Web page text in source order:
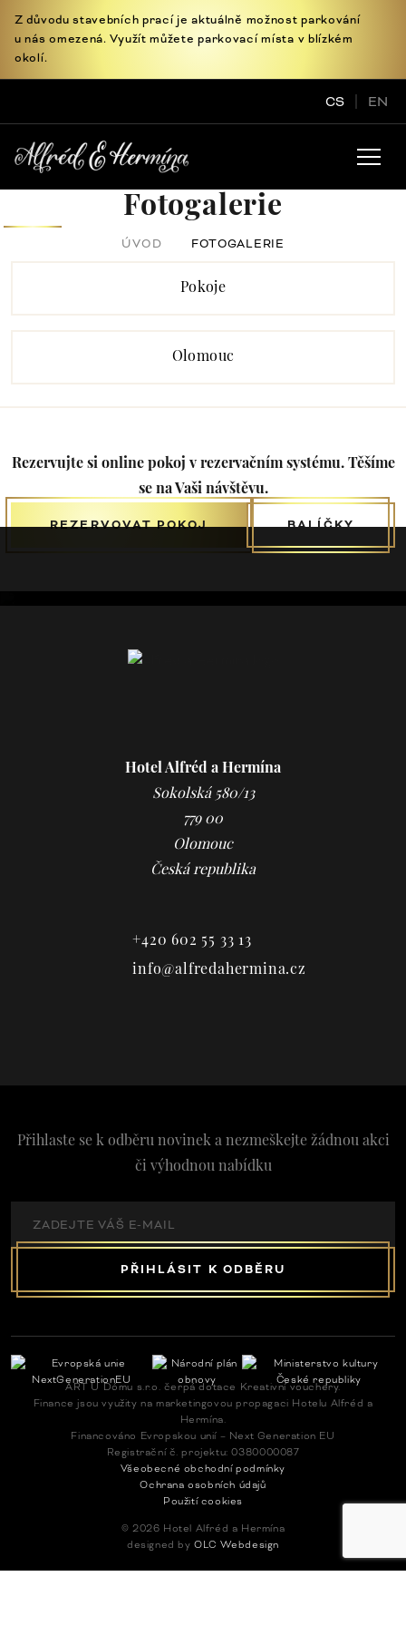
Z důvodu stavebních prací je aktuálně možnost parkování
u nás omezená. Využít můžete parkovací místa v blízkém
okolí.
CS EN
Fotogalerie
ÚVOD FOTOGALERIE
Pokoje
Olomouc
Rezervujte si online pokoj v rezervačním systému. Těšíme
se na Vaši návštěvu.
REZERVOVAT POKOJ BALÍČKY
+420 602 55 33 13
info@alfredahermina.cz
Hotel Alfréd a Hermína
Sokolská 580/13
779 00
Olomouc
Česká republika
Přihlaste se k odběru novinek a nezmeškejte žádnou akci
či výhodnou nabídku
PŘIHLÁSIT K ODBĚRU
ART U Dómu s.r.o. čerpá dotace Kreativní vouchery.
Finance jsou využity na marketingovou propagaci Hotelu Alfréd a
Hermína.
Financováno Evropskou unií – Next Generation EU
Registrační č. projektu: 0380000087
Všeobecné obchodní podmínky
Ochrana osobních údajů
Použití cookies
© 2026 Hotel Alfréd a Hermína
designed byOLC Webdesign